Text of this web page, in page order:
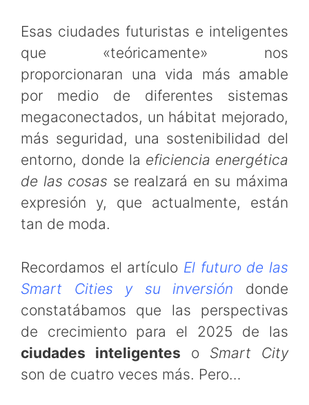
Esas ciudades futuristas e inteligentes
que «teóricamente» nos
proporcionaran una vida más amable
por medio de diferentes sistemas
megaconectados, un hábitat mejorado,
más seguridad, una sostenibilidad del
entorno, donde la eficiencia energética
de las cosas se realzará en su máxima
expresión y, que actualmente, están
tan de moda.
Recordamos el artículo El futuro de las
Smart Cities y su inversión donde
constatábamos que las perspectivas
de crecimiento para el 2025 de las
ciudades inteligentes o Smart City
son de cuatro veces más. Pero…